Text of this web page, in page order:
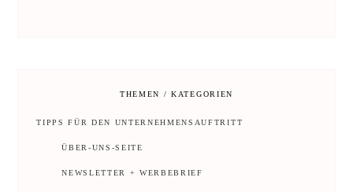
THEMEN / KATEGORIEN
TIPPS FÜR DEN UNTERNEHMENSAUFTRITT
ÜBER-UNS-SEITE
NEWSLETTER + WERBEBRIEF